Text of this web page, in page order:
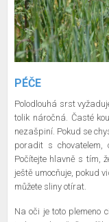
PÉČE
Polodlouhá srst
tolik náročná. Časté
nezašpiní. Pokud se
poradit s chovatelem,
Počítejte hlavně s tím,
ještě umocňuje, pokud
můžete sliny otírat.
Na oči je toto plemeno